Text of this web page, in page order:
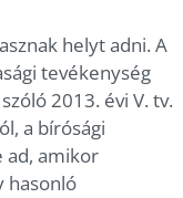
helyt adni. A
tevékenység
2013. évi V. tv.
a bírósági
ad, amikor
hasonló